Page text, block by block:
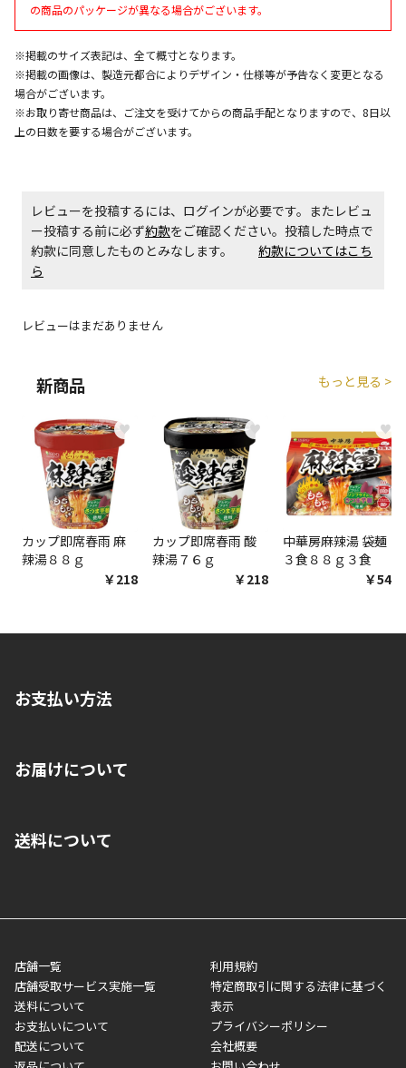
の商品のパッケージが異なる場合がございます。
※掲載のサイズ表記は、全て概寸となります。
※掲載の画像は、製造元都合によりデザイン・仕様等が予告なく変更となる
場合がございます。
※お取り寄せ商品は、ご注文を受けてからの商品手配となりますので、8日以
上の日数を要する場合がございます。
レビューを投稿するには、ログインが必要です。またレビュ
ー投稿する前に必ず約款をご確認ください。投稿した時点で
約款に同意したものとみなします。 約款についてはこち
ら
レビューはまだありません
新商品 もっと見る >
♥
カップ即席春雨 麻
辣湯８８ｇ
￥218
♥
カップ即席春雨 酸
辣湯７６ｇ
￥218
♥
中華房麻辣湯 袋麺
３食８８ｇ３食
￥548
お支払い方法
いいただくことはできません。ご了承ください。
■代金引換(代引)※手数料がかかります
■商品によっては一部決済方法が使用できない場合がございま
す。
お届けについて
ご注文が確認出来次第、1～4営業日に発送いたします。「お取り
業日にてお引渡しとなります。(離島などの場合、例外もあります)
メーカー直送品など一部商品については、その他商品との購入に
制限がかかる場合がございます。また発送日についても、通常と
異なる場合がございます。対象商品の説明ページをご確認くださ
い。
■店舗受取をご選択いただいた場合
送料について
店舗一覧
店舗受取サービス実施一覧
送料について
お支払いについて
配送について
利用規約
特定商取引に関する法律に基づく
表示
プライバシーポリシー
会社概要